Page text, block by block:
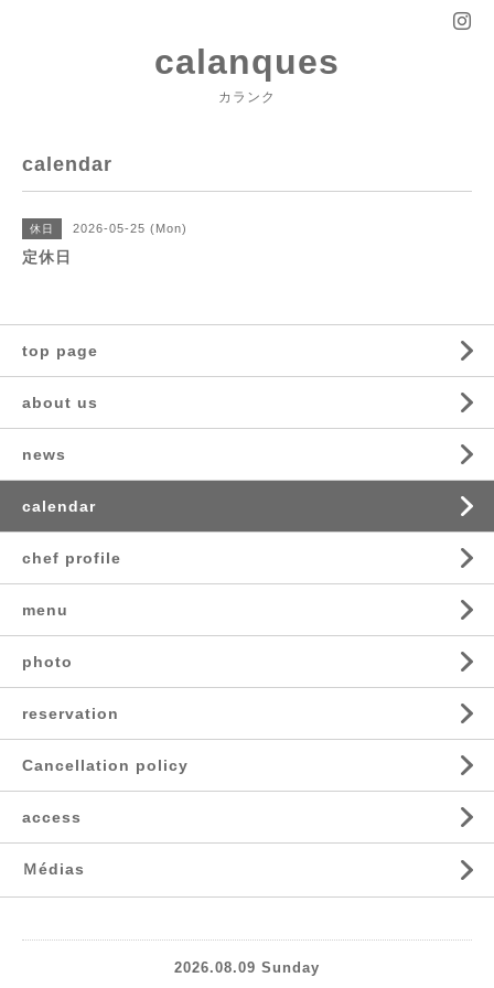
calanques
カランク
calendar
休日 2026-05-25 (Mon)
定休日
top page
about us
news
calendar
chef profile
menu
photo
reservation
Cancellation policy
access
Ｍédias
2026.08.09 Sunday